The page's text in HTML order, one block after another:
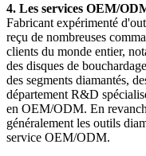
4. Les services OEM/
Fabricant expérimenté
reçu de nombreuses
clients du monde entier,
des disques de
des segments diamantés,
département R&D
en OEM/ODM. En
généralement les outils
service OEM/ODM.